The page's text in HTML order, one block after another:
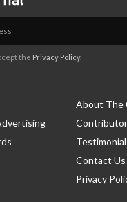
the Privacy Policy.
About The
Contact Us
Privacy